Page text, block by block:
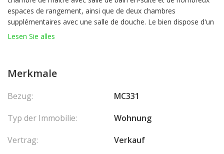
espaces de rangement, ainsi que de deux chambres
supplémentaires avec une salle de douche. Le bien dispose d'un
emplacement de parking et d’une cave.
Honoraires agence 3% HT
Lesen Sie alles
Merkmale
Bezug:
MC331
Typ der Immobilie:
Wohnung
Vertrag:
Verkauf